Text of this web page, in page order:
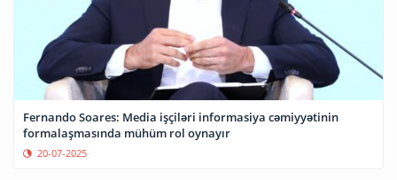
Fernando Soares: Media işçiləri informasiya cəmiyyətinin
formalaşmasında mühüm rol oynayır
20-07-2025